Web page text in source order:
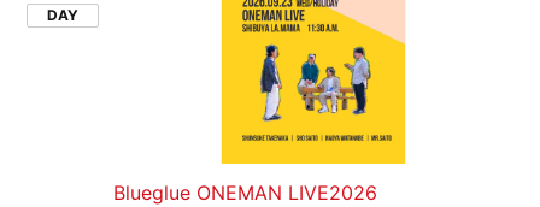
DAY
Blueglue ONEMAN LIVE2026